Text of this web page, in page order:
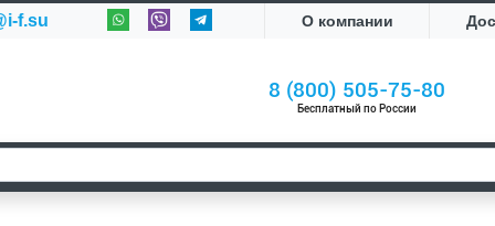
f.su О компании
8 (800) 505-75-80
Бесплатный по России